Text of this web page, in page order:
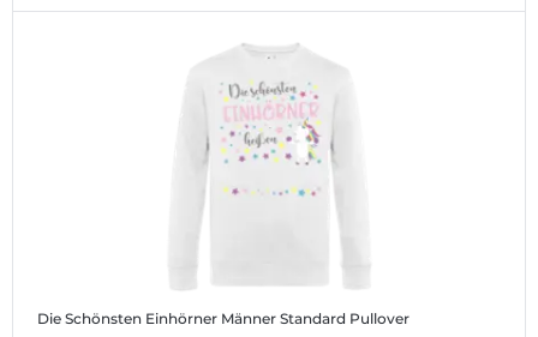
Die Schönsten Einhörner Männer Standard Pullover